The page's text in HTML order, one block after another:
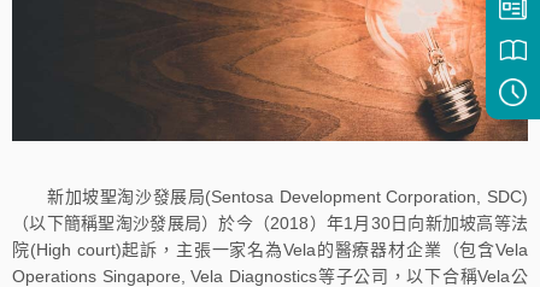
新加坡聖淘沙發展局(Sentosa Development Corporation, SDC)
（以下簡稱聖淘沙發展局）於今（2018）年1月30日向新加坡高等法
院(High court)起訴，主張一家名為Vela的醫療器材企業（包含Vela
Operations Singapore, Vela Diagnostics等子公司，以下合稱Vela公